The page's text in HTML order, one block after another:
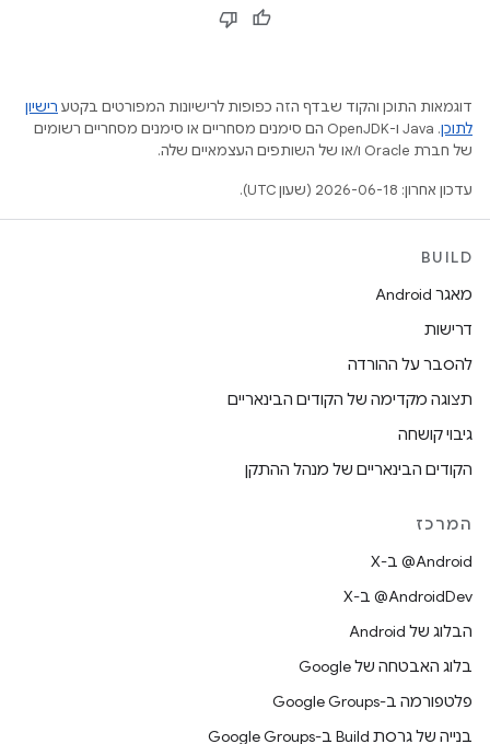
דוגמאות התוכן והקוד שבדף הזה כפופות לרישיונות המפורטים בקטע רישיון
לתוכן
.‏ Java ו-OpenJDK הם סימנים מסחריים או סימנים מסחריים רשומים
של חברת Oracle ו/או של השותפים העצמאיים שלה.
עדכון אחרון: 2026-06-18 (שעון UTC).
BUILD
מאגר Android
דרישות
להסבר על ההורדה
תצוגה מקדימה של הקודים הבינאריים
גיבוי קושחה
הקודים הבינאריים של מנהל ההתקן
המרכז
‫‎@Android ב-X
‫‎@AndroidDev ב-X
הבלוג של Android
בלוג האבטחה של Google
פלטפורמה ב-Google Groups
בנייה של גרסת Build ב-Google Groups